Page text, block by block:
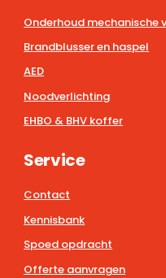
Onderhoud mechanische
Brandblusser en haspel
AED
Noodverlichting
EHBO & BHV koffer
Service
Contact
Kennisbank
Spoed opdracht
Offerte aanvragen